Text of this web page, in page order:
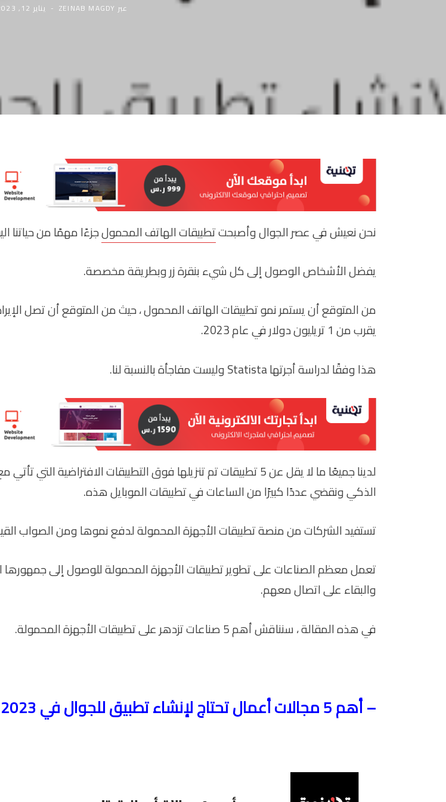
عبر ZEINAB MAGDY يناير 12, 2023
نحن نعيش في عصر الجوال وأصبحتتطبيقات الهاتف المحمولجزءًا مهمًا من حياتنا
يفضل الأشخاص الوصول إلى كل شيء بنقرة زر وبطريقة مخصصة.
من المتوقع أن يستمر نمو تطبيقات الهاتف المحمول ، حيث من المتوقع أن تصل
يقرب من 1 تريليون دولار في عام 2023.
هذا وفقًا لدراسة أجرتها Statista وليست مفاجأة بالنسبة لنا.
لدينا جميعًا ما لا يقل عن 5 تطبيقات تم تنزيلها فوق التطبيقات الافتراضية التي
الذكي ونقضي عددًا كبيرًا من الساعات في تطبيقات الموبايل هذه.
تستفيد الشركات من منصة تطبيقات الأجهزة المحمولة لدفع نموها ومن الصواب
تعمل معظم الصناعات على تطوير تطبيقات الأجهزة المحمولة للوصول إلى جمهورها
والبقاء على اتصال معهم.
في هذه المقالة ، سنناقش أهم 5 صناعات تزدهر على تطبيقات الأجهزة المحمولة.
– أهم 5 مجالات أعمال تحتاج لإنشاء تطبيق للجوال في 2023